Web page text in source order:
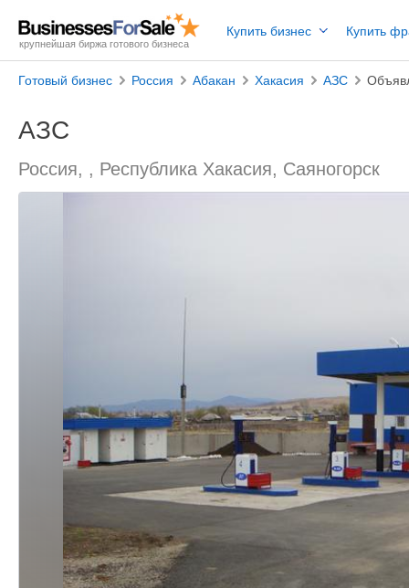
крупнейшая биржа готового бизнеса
Купить бизнес Купить
Готовый бизнес Россия Абакан Хакасия АЗС
АЗС
Россия, , Республика Хакасия, Саяногорск